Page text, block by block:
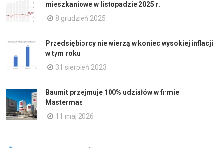
mieszkaniowe w listopadzie 2025 r.
8 grudzień 2025
Przedsiębiorcy nie wierzą w koniec wysokiej inflacji
w tym roku
31 sierpień 2023
Baumit przejmuje 100% udziałów w firmie
Mastermas
11 maj 2026